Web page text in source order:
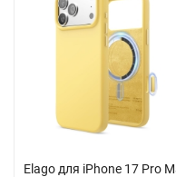
Elago для iPhone 17 Pro